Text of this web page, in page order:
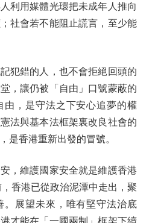
利用媒體光環把未成年人推向
社會若不能阻止謊言，至少能
錯的人，也不會拒絕回頭的
，讓仍被「自由」口號蒙蔽的
由，是守法之下安心追夢的權
法與基本法框架裏改良社會的
是香港重新出發的冒號。
維護國家安全就是維護香港
香港已從政治泥潭中走出，聚
。展望未來，唯有堅守法治底
才能在「一國兩制」框架下續